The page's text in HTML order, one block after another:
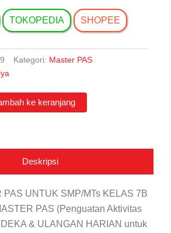
TOKOPEDIA SHOPEE
Kategori: Master PAS
ke keranjang
Deskripsi
PAS UNTUK SMP/MTs KELAS 7B
PAS (Penguatan Aktivitas
& ULANGAN HARIAN untuk